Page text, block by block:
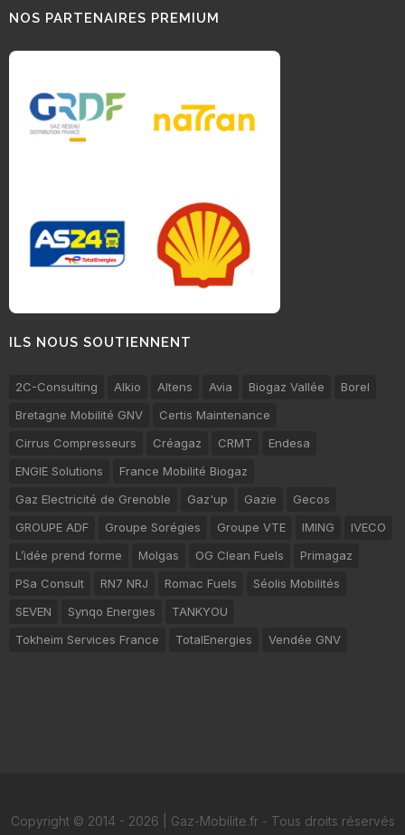
NOS PARTENAIRES PREMIUM
ILS NOUS SOUTIENNENT
2C-Consulting Alkio Altens Avia Biogaz Vallée
Borel
Bretagne Mobilité GNV
Certis Maintenance
Cirrus Compresseurs
Créagaz CRMT
Endesa
ENGIE Solutions
France Mobilité Biogaz
Gaz Electricité de Grenoble
Gaz'up Gazie
Gecos
GROUPE ADF
Groupe Sorégies Groupe VTE IMING
IVECO
L’idée prend forme
Molgas OG Clean Fuels
Primagaz
PSa Consult
RN7 NRJ Romac Fuels
Séolis Mobilités
SEVEN
Synqo Energies
TANKYOU
Tokheim Services France
TotalEnergies Vendée GNV
Copyright © 2014 - 2026 | Gaz-Mobilite.fr - Tous droits réservés